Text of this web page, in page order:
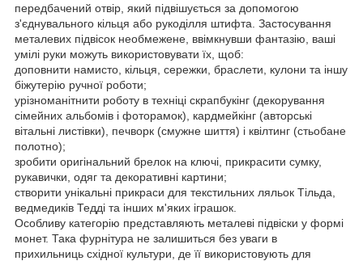
передбачений отвір, який підвішується за допомогою
з'єднувального кільця або рукоділля штифта. Застосування
металевих підвісок необмежене, ввімкнувши фантазію, ваші
умілі руки можуть використовувати їх, щоб:
доповнити намисто, кільця, сережки, браслети, кулони та іншу
біжутерію ручної роботи;
урізноманітнити роботу в техніці скрапбукінг (декорування
сімейних альбомів і фоторамок), кардмейкінг (авторські
вітальні листівки), печворк (смужне шиття) і квілтинг (стьобане
полотно);
зробити оригінальний брелок на ключі, прикрасити сумку,
рукавички, одяг та декоративні картини;
створити унікальні прикраси для текстильних ляльок Тільда,
ведмедиків Тедді та інших м'яких іграшок.
Особливу категорію представляють металеві підвіски у формі
монет. Така фурнітура не залишиться без уваги в
прихильниць східної культури, де її використовують для